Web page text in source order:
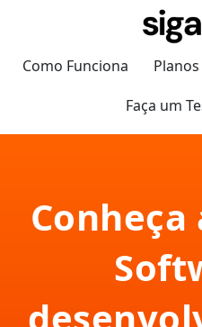
Como Funciona
Faça um
Conheça